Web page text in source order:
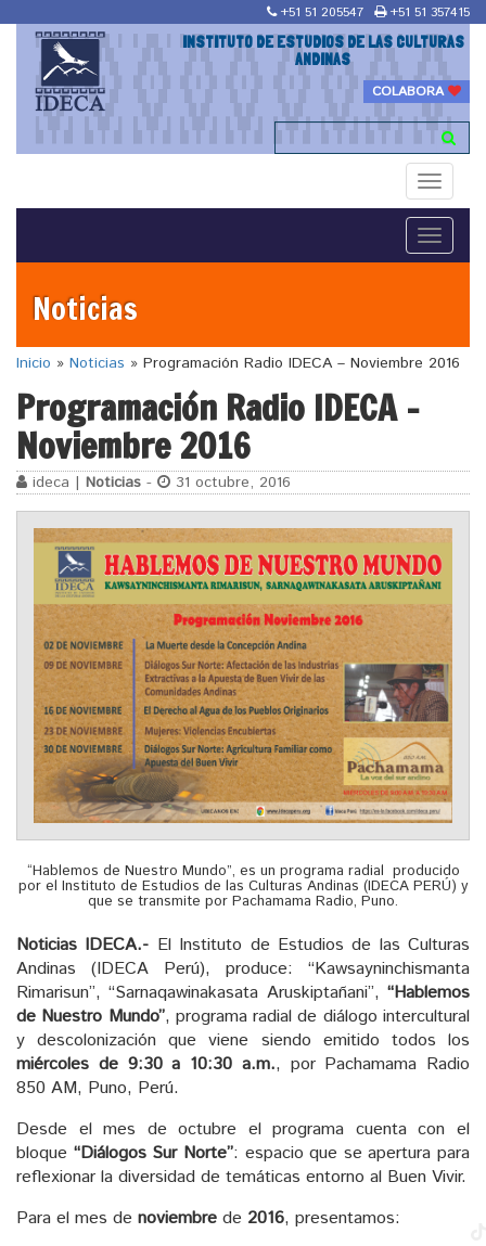
+51 51 205547 +51 51 357415
INSTITUTO DE ESTUDIOS DE LAS CULTURAS
ANDINAS
COLABORA
Toggle
Toggle
Noticias
Inicio » Noticias » Programación Radio IDECA – Noviembre 2016
Programación Radio IDECA –
Noviembre 2016
ideca | Noticias - 31 octubre, 2016
“Hablemos de Nuestro Mundo”, es un programa radial producido
por el Instituto de Estudios de las Culturas Andinas (IDECA PERÚ) y
que se transmite por Pachamama Radio, Puno.
Noticias IDECA.- El Instituto de Estudios de las Culturas
Andinas (IDECA Perú), produce: “Kawsayninchismanta
Rimarisun”, “Sarnaqawinakasata Aruskiptañani”, “Hablemos
de Nuestro Mundo”, programa radial de diálogo intercultural
y descolonización que viene siendo emitido todos los
miércoles de 9:30 a 10:30 a.m., por Pachamama Radio
850 AM, Puno, Perú.
Desde el mes de octubre el programa cuenta con el
bloque “Diálogos Sur Norte”: espacio que se apertura para
reflexionar la diversidad de temáticas entorno al Buen Vivir.
Para el mes de noviembre de 2016, presentamos: